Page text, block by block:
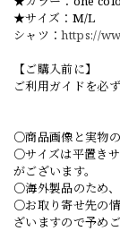
★サイズ：M/L
シャツ：https://
【ご購入前に】
ご利用ガイドを必
○商品画像と実物の
○サイズは平置き
がございます。
○海外製品のため、
○お取り寄せ先の
ざいますので予め